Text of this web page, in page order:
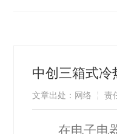
中创三箱式
文章出处：网络 责
在电子电